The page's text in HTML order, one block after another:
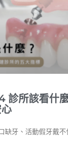
診所該看什
缺牙、活動假牙戴